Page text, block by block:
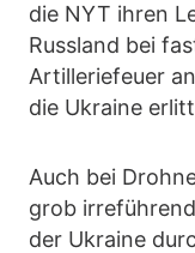
die NYT ihren
Russland bei
Artilleriefeuer
die Ukraine
Auch bei
grob
der Ukraine